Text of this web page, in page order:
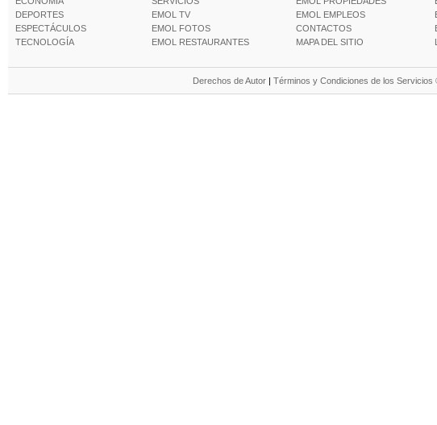
DEPORTES
ESPECTÁCULOS
TECNOLOGÍA
EMOL TV
EMOL FOTOS
EMOL RESTAURANTES
EMOL EMPLEOS
CONTACTOS
MAPA DEL SITIO
Derechos de Autor | Términos y Condiciones de los Servicios